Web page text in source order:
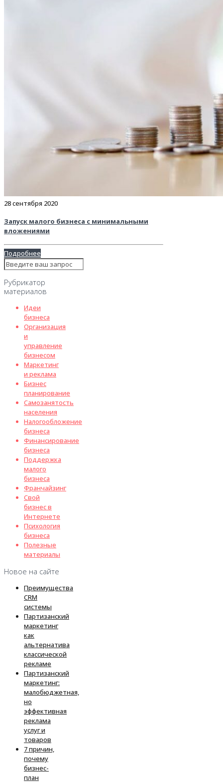
28 сентября 2020
Запуск малого бизнеса с минимальными
вложениями
Подробнее
Рубрикатор
материалов
Идеи
бизнеса
Организация
и
управление
бизнесом
Маркетинг
и реклама
Бизнес
планирование
Самозанятость
населения
Налогообложение
бизнеса
Финансирование
бизнеса
Поддержка
малого
бизнеса
Франчайзинг
Свой
бизнес в
Интернете
Психология
бизнеса
Полезные
материалы
Новое на сайте
Преимущества
CRM
системы
Партизанский
маркетинг
как
альтернатива
классической
рекламе
Партизанский
маркетинг:
малобюджетная,
но
эффективная
реклама
услуг и
товаров
7 причин,
почему
бизнес-
план